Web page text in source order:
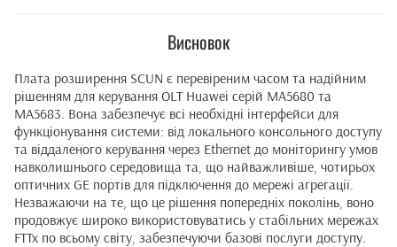
Висновок
Плата розширення SCUN є перевіреним часом та надійним
рішенням для керування OLT Huawei серій MA5680 та
MA5683. Вона забезпечує всі необхідні інтерфейси для
функціонування системи: від локального консольного доступу
та віддаленого керування через Ethernet до моніторингу умов
навколишнього середовища та, що найважливіше, чотирьох
оптичних GE портів для підключення до мережі агрегації.
Незважаючи на те, що це рішення попередніх поколінь, воно
продовжує широко використовуватись у стабільних мережах
FTTx по всьому світу, забезпечуючи базові послуги доступу.